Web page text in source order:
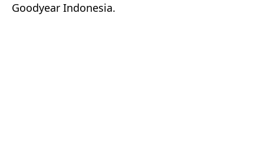
Goodyear Indonesia.